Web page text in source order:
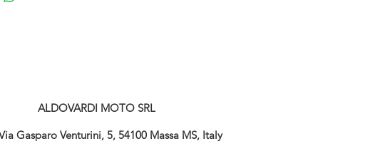
ALDOVARDI MOTO SRL
Gasparo Venturini, 5, 54100 Massa MS, Italy